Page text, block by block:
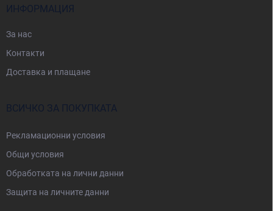
ИНФОРМАЦИЯ
За нас
Контакти
Доставка и плащане
ВСИЧКО ЗА ПОКУПКАТА
Рекламационни условия
Общи условия
Oбработката на лични данни
Защита на личните данни